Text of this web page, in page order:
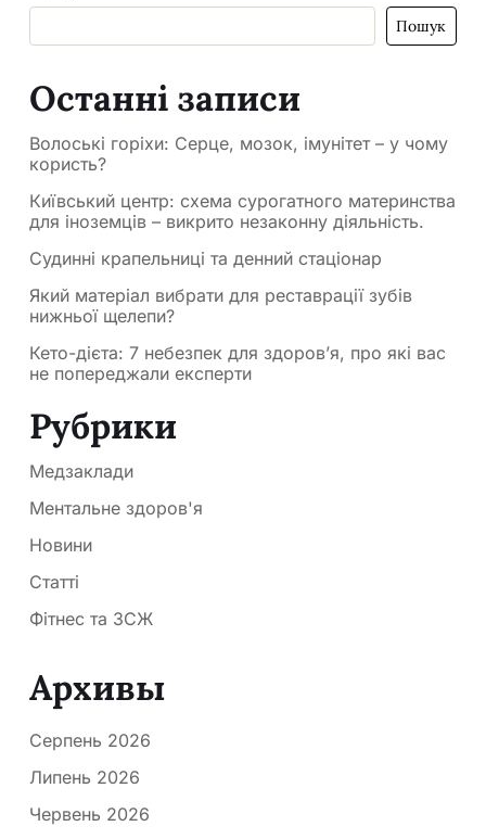
Пошук
Останні записи
Волоські горіхи: Серце, мозок, імунітет – у чому
користь?
Київський центр: схема сурогатного материнства
для іноземців – викрито незаконну діяльність.
Судинні крапельниці та денний стаціонар
Який матеріал вибрати для реставрації зубів
нижньої щелепи?
Кето-дієта: 7 небезпек для здоров’я, про які вас
не попереджали експерти
Рубрики
Медзаклади
Ментальне здоров'я
Новини
Статті
Фітнес та ЗСЖ
Архивы
Серпень 2026
Липень 2026
Червень 2026